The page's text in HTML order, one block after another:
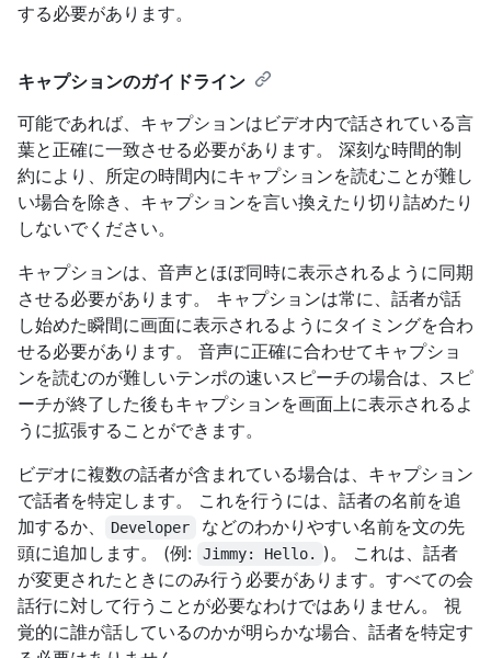
する必要があります。
キャプションのガイドライン
可能であれば、キャプションはビデオ内で話されている言
葉と正確に一致させる必要があります。 深刻な時間的制
約により、所定の時間内にキャプションを読むことが難し
い場合を除き、キャプションを言い換えたり切り詰めたり
しないでください。
キャプションは、音声とほぼ同時に表示されるように同期
させる必要があります。 キャプションは常に、話者が話
し始めた瞬間に画面に表示されるようにタイミングを合わ
せる必要があります。 音声に正確に合わせてキャプショ
ンを読むのが難しいテンポの速いスピーチの場合は、スピ
ーチが終了した後もキャプションを画面上に表示されるよ
うに拡張することができます。
ビデオに複数の話者が含まれている場合は、キャプション
で話者を特定します。 これを行うには、話者の名前を追
加するか、
Developer
などのわかりやすい名前を文の先
頭に追加します。 (例:
Jimmy: Hello.
)。 これは、話者
が変更されたときにのみ行う必要があります。すべての会
話行に対して行うことが必要なわけではありません。 視
覚的に誰が話しているのかが明らかな場合、話者を特定す